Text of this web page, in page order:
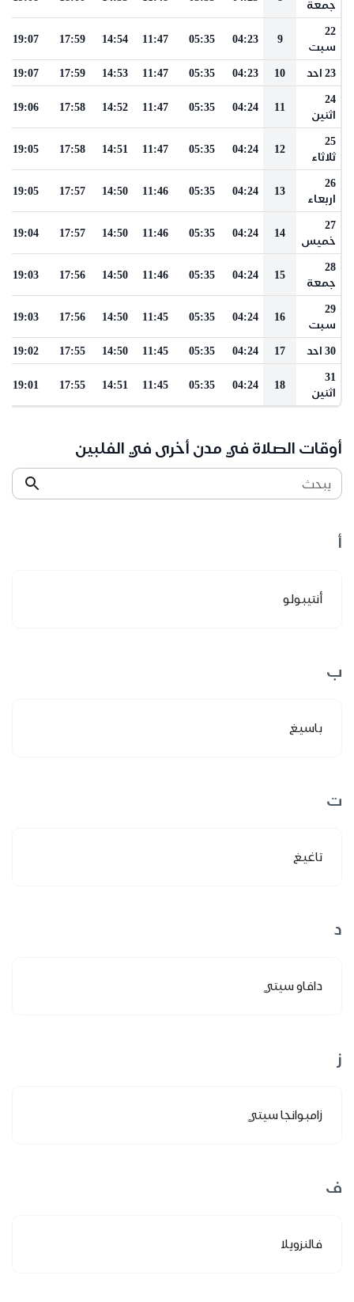
جمعة
22
سبت
9
04:23
05:35
11:47
14:54
17:59
19:07
23 احد 10
04:23
05:35
11:47
14:53
17:59
19:07
24
اثنين
11
04:24
05:35
11:47
14:52
17:58
19:06
25
ثلاثاء
12
04:24
05:35
11:47
14:51
17:58
19:05
26
اربعاء
13
04:24
05:35
11:46
14:50
17:57
19:05
27
خميس
14
04:24
05:35
11:46
14:50
17:57
19:04
28
جمعة
15
04:24
05:35
11:46
14:50
17:56
19:03
29
سبت
16
04:24
05:35
11:45
14:50
17:56
19:03
30 احد 17
04:24
05:35
11:45
14:50
17:55
19:02
31
اثنين
18
04:24
05:35
11:45
14:51
17:55
19:01
أوقات الصلاة في مدن أخرى في الفلبين
يبحث
أ
أنتيبولو
ب
باسيغ
ت
تاغيغ
د
دافاو سيتي
ز
زامبوانجا سيتي
ف
فالنزويلا